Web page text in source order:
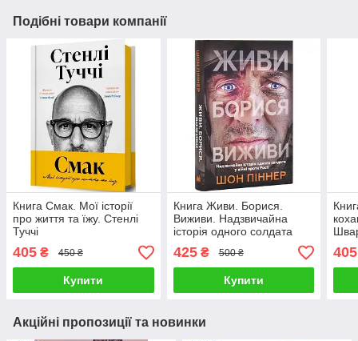
Подібні товари компанії
Книга Смак. Мої історії
про життя та їжу. Стенлі
Туччі
405 ₴ 450 ₴
Купити
Книга Живи. Борися.
Виживи. Надзвичайна
історія одного солдата
про війну проти Росії. Шон
Піннер
425₴ 500 ₴
Купити
405
Акційні пропозиції та новинки